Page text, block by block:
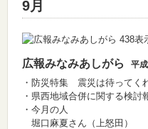
9月
広報みなみあしがら 平
・防災特集 震災は待ってく
・県西地域合併に関する検討
・今月の人
堀口麻夏さん（上怒田）